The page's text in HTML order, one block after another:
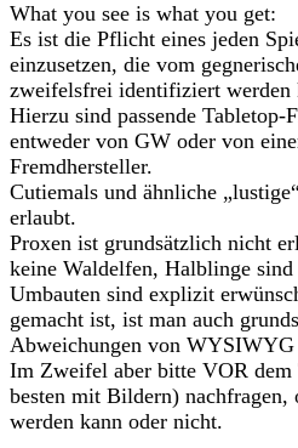
What you see is what you get:
Es ist die Pflicht eines jeden
einzusetzen, die vom
zweifelsfrei identifiziert werden
Hierzu sind passende Tabletop-
entweder von GW oder von
Fremdhersteller.
Cutiemals und ähnliche
erlaubt.
Proxen ist grundsätzlich nicht
keine Waldelfen, Halblinge sind
Umbauten sind explizit
gemacht ist, ist man auch
Abweichungen von WYSIWYG
Im Zweifel aber bitte VOR dem
besten mit Bildern) nachfragen,
werden kann oder nicht.